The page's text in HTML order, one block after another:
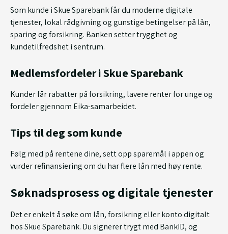
Som kunde i Skue Sparebank får du moderne digitale
tjenester, lokal rådgivning og gunstige betingelser på lån,
sparing og forsikring. Banken setter trygghet og
kundetilfredshet i sentrum.
Medlemsfordeler i Skue Sparebank
Kunder får rabatter på forsikring, lavere renter for unge og
fordeler gjennom Eika-samarbeidet.
Tips til deg som kunde
Følg med på rentene dine, sett opp sparemål i appen og
vurder refinansiering om du har flere lån med høy rente.
Søknadsprosess og digitale tjenester
Det er enkelt å søke om lån, forsikring eller konto digitalt
hos Skue Sparebank. Du signerer trygt med BankID, og